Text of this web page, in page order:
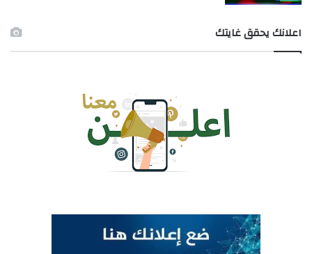
اعلانك يحقق غايتك